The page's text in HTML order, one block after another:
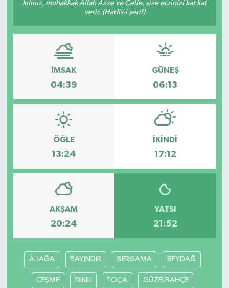
kılınız, muhakkak Allah Azze ve Celle, size ecrinizi kat kat
verir. (Hadis-i şerif)
İMSAK
04:39
GÜNEŞ
06:13
ÖĞLE
13:24
İKINDI
17:12
AKŞAM
20:24
YATSI
21:52
ALİAĞA BAYINDIR BERGAMA BEYDAĞ
CEŞME DİKİLİ FOÇA GÜZELBAHÇE